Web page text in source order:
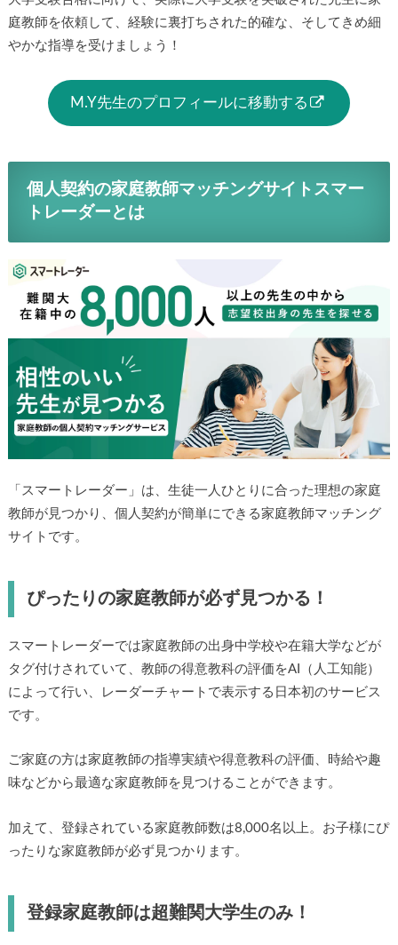
庭教師を依頼して、経験に裏打ちされた的確な、そしてきめ細
やかな指導を受けましょう！
M.Y先生のプロフィールに移動する
個人契約の家庭教師マッチングサイトスマー
トレーダーとは
「スマートレーダー」は、生徒一人ひとりに合った理想の家庭
教師が見つかり、個人契約が簡単にできる家庭教師マッチング
サイトです。
ぴったりの家庭教師が必ず見つかる！
スマートレーダーでは家庭教師の出身中学校や在籍大学などが
タグ付けされていて、教師の得意教科の評価をAI（人工知能）
によって行い、レーダーチャートで表示する日本初のサービス
です。
ご家庭の方は家庭教師の指導実績や得意教科の評価、時給や趣
味などから最適な家庭教師を見つけることができます。
加えて、登録されている家庭教師数は8,000名以上。お子様にぴ
ったりな家庭教師が必ず見つかります。
登録家庭教師は超難関大学生のみ！